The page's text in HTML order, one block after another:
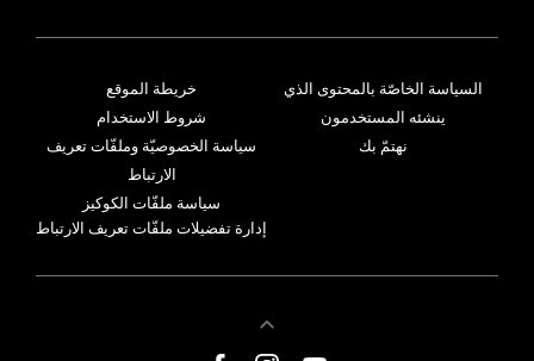
خريطة الموقع
شروط الاستخدام
سياسة الخصوصيّة وملفّات تعريف
الارتباط
سياسة ملفّات الكوكيز
إدارة تفضيلات ملفّات تعريف الارتباط
السياسة الخاصّة بالمحتوى الذي
ينشئه المستخدمون
نهتمّ بك